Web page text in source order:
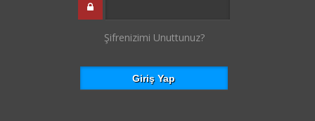
Şifrenizimi Unuttunuz?